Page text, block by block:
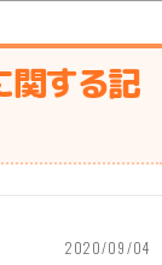
関する記
2020/09/04